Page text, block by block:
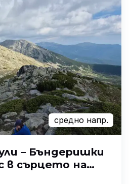
средно напр.
– Бъндеришки
в сърцето на